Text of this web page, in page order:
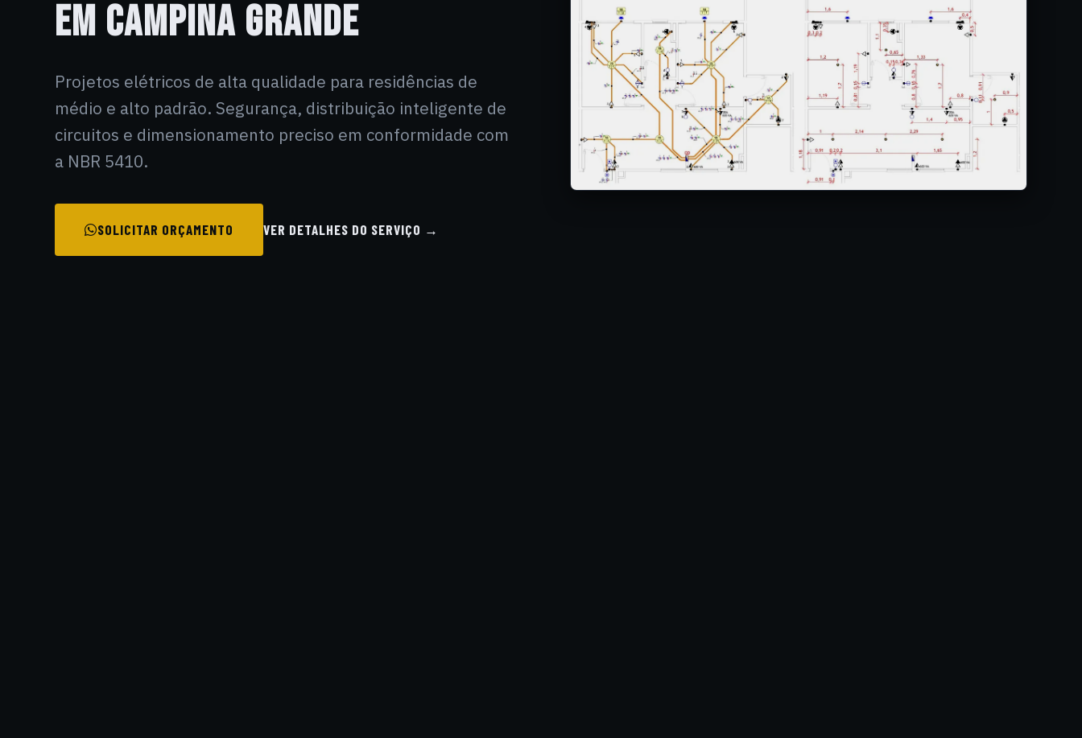
EM CAMPINA GRANDE
Projetos elétricos de alta qualidade para residências de
médio e alto padrão. Segurança, distribuição inteligente de
circuitos e dimensionamento preciso em conformidade com
a NBR 5410.
SOLICITAR ORÇAMENTO VER DETALHES DO SERVIÇO →